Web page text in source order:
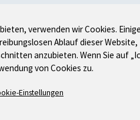
verwenden wir Cookies.
Ablauf dieser Website,
anzubieten. Wenn Sie auf
von Cookies zu.
Einstellungen